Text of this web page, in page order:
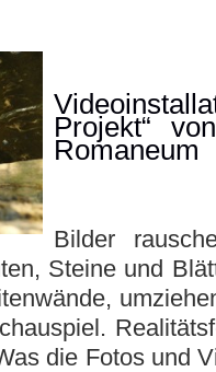
Projekt“
Romaneum
Bilder
Steine und
die Fotos und